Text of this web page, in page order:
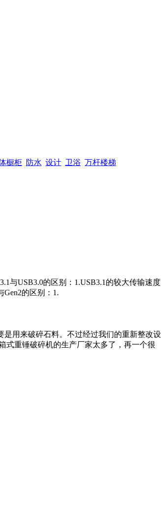
橱柜 防水 设计 卫浴 万杆楼梯
与USB3.0的区别：1.USB3.1的较大传输速度
Gen2的区别：1.
用来破碎石料。不过经过我们的重新整改设
式重锤破碎机的生产厂家太多了，再一个很